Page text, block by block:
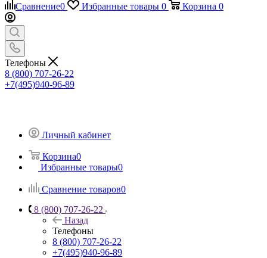
Сравнение0 Избранные товары 0 Корзина 0
Телефоны
8 (800) 707-26-22
+7(495)940-96-89
Личный кабинет
Корзина0
Избранные товары0
Сравнение товаров0
8 (800) 707-26-22
Назад
Телефоны
8 (800) 707-26-22
+7(495)940-96-89